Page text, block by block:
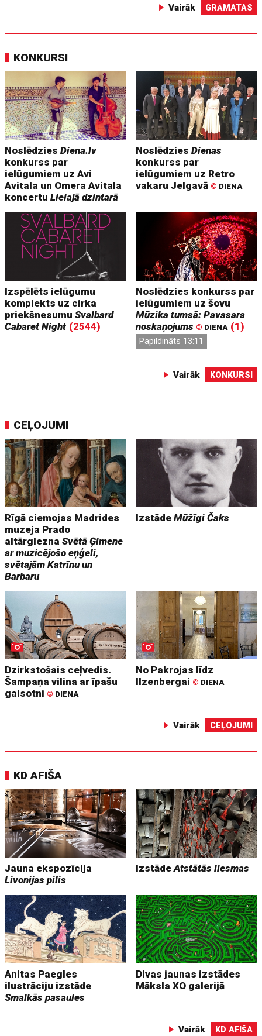
Vairāk GRĀMATAS
KONKURSI
NoslēdziesDiena.lv
konkurss par
ielūgumiem uz Avi
Avitala un Omera Avitala
koncertuLielajā dzintarā
NoslēdziesDienas
konkurss par
ielūgumiem uz Retro
vakaru Jelgavā © DIENA
Izspēlēts ielūgumu
komplekts uz cirka
priekšnesumuSvalbard
Cabaret Night (2544)
Noslēdzies konkurss par
ielūgumiem uz šovu
Mūzika tumsā: Pavasara
noskaņojums © DIENA (1)
Papildināts 13:11
Vairāk KONKURSI
CEĻOJUMI
Rīgā ciemojas Madrides
muzeja Prado
altārgleznaSvētā Ģimene
ar muzicējošo eņģeli,
svētajām Katrīnu un
Barbaru
IzstādeMūžīgi Čaks
Dzirkstošais ceļvedis.
Šampaņa vilina ar īpašu
gaisotni © DIENA
No Pakrojas līdz
Ilzenbergai © DIENA
Vairāk CEĻOJUMI
KD AFIŠA
Jauna ekspozīcija
Livonijas pilis
IzstādeAtstātās liesmas
Anitas Paegles
ilustrāciju izstāde
Smalkās pasaules
Divas jaunas izstādes
Māksla XO galerijā
Vairāk KD AFIŠA